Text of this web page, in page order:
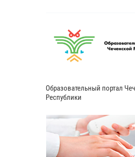
Образовательный портал
Республики